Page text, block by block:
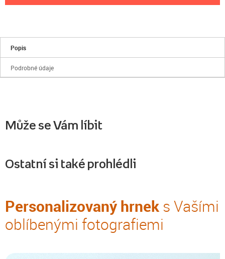
Popis
Podrobné údaje
Může se Vám líbit
Ostatní si také prohlédli
Personalizovaný hrneks Vašími
oblíbenými fotografiemi